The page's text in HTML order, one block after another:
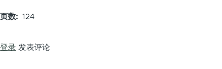
页数 124
登录 发表评论